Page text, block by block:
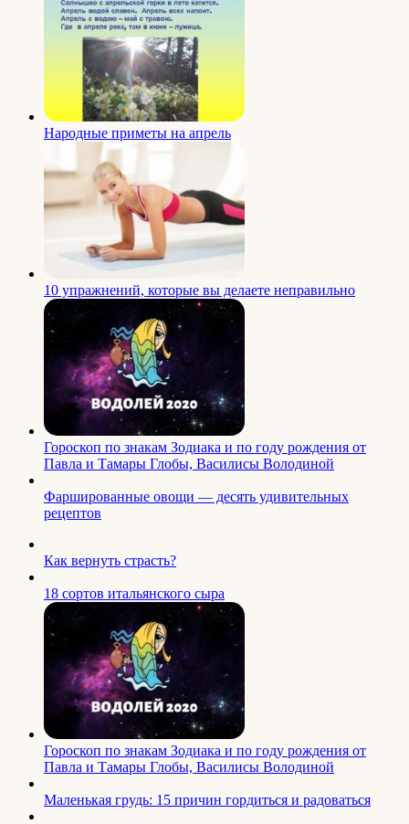
Народные приметы на апрель
10 упражнений, которые вы делаете неправильно
Гороскоп по знакам Зодиака и по году рождения от
Павла и Тамары Глобы, Василисы Володиной
Фаршированные овощи — десять удивительных
рецептов
Как вернуть страсть?
18 сортов итальянского сыра
Гороскоп по знакам Зодиака и по году рождения от
Павла и Тамары Глобы, Василисы Володиной
Маленькая грудь: 15 причин гордиться и радоваться